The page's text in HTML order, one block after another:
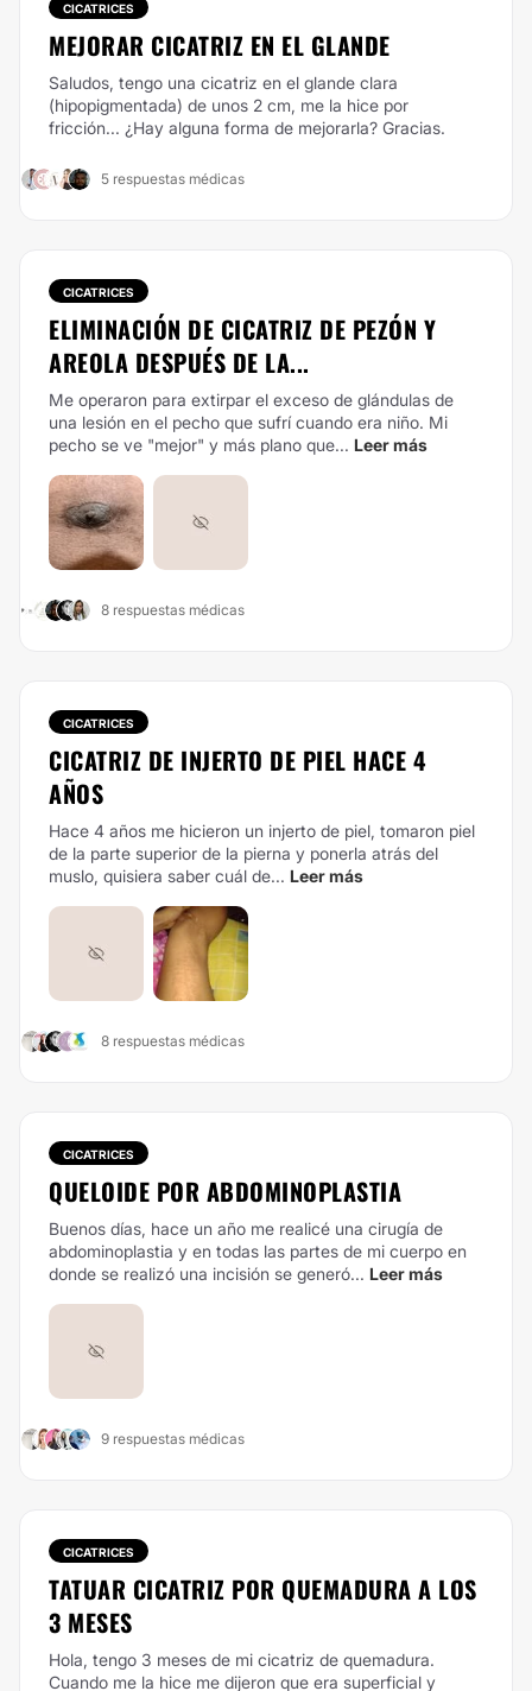
CICATRICES
MEJORAR CICATRIZ EN EL GLANDE
Saludos, tengo una cicatriz en el glande clara
(hipopigmentada) de unos 2 cm, me la hice por
fricción... ¿Hay alguna forma de mejorarla? Gracias.
5 respuestas médicas
CICATRICES
ELIMINACIÓN DE CICATRIZ DE PEZÓN Y
AREOLA DESPUÉS DE LA...
Me operaron para extirpar el exceso de glándulas de
una lesión en el pecho que sufrí cuando era niño. Mi
pecho se ve "mejor" y más plano que... Leer más
8 respuestas médicas
CICATRICES
CICATRIZ DE INJERTO DE PIEL HACE 4
AÑOS
Hace 4 años me hicieron un injerto de piel, tomaron piel
de la parte superior de la pierna y ponerla atrás del
muslo, quisiera saber cuál de... Leer más
8 respuestas médicas
CICATRICES
QUELOIDE POR ABDOMINOPLASTIA
Buenos días, hace un año me realicé una cirugía de
abdominoplastia y en todas las partes de mi cuerpo en
donde se realizó una incisión se generó... Leer más
9 respuestas médicas
CICATRICES
TATUAR CICATRIZ POR QUEMADURA A LOS
3 MESES
Hola, tengo 3 meses de mi cicatriz de quemadura.
Cuando me la hice me dijeron que era superficial y